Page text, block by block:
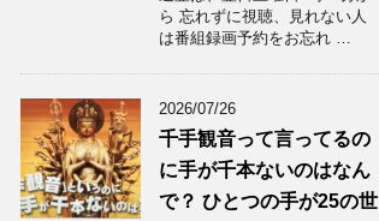
ら 忘れずに視聴、見れない人
は番組録画予約をお忘れ …
2026/07/26
千手観音って言ってるの
に手が千本ないのはなん
で？ ひとつの手が25の世